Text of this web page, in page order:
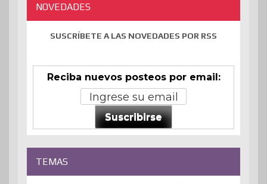
NOVEDADES
SUSCRÍBETE A LAS NOVEDADES POR RSS
Reciba nuevos posteos por email:
Suscribirse
TEMAS